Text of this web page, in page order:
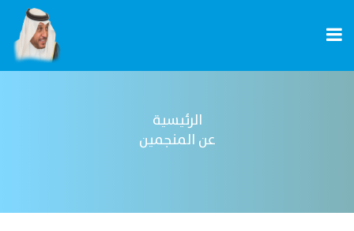
الرئيسية
عن المنجمين